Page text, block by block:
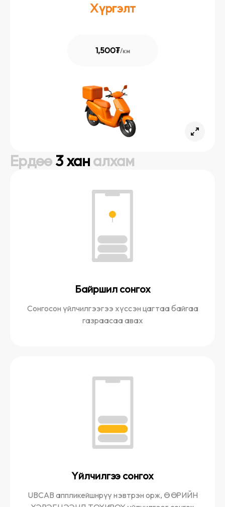
Хүргэлт
1,500₮/км
Ердөө3 ханалхам
Байршил сонгох
Сонгосон үйлчилгээгээ хүссэн цагтаа байгаа
газраасаа авах
Үйлчилгээ сонгох
UBCAB аппликейшнрүү нэвтрэн орж, ӨӨРИЙН